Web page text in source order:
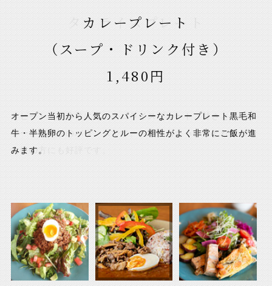
タコライスプレート
（スープ・ドリンク付き）
1,380円
リピート率の非常に高いタコライスプレート、甘さとスパイ
シーさが絶妙のバランスです。お野菜もたっぷりとれるので
女性の方にも好評です。
カレープレート
（スープ・ドリンク付き）
1,480円
オープン当初から人気のスパイシーなカレープレート黒毛和
牛・半熟卵のトッピングとルーの相性がよく非常にご飯が進
みます。
デリプレート
（スープ・ドリンク付き）
1,680円
お野菜・お肉のお惣菜が1皿にたっぷり乗った満足度の高い
人気のデリプレートです。日替わりのパンに挟んで召し上が
っていただくのもおすすめ。お酒とご一緒におつまみとして
もぴったりです。